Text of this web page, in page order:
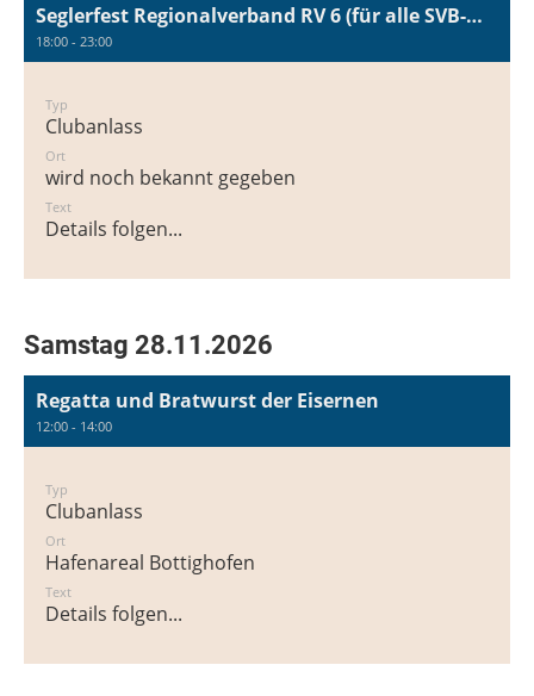
Seglerfest Regionalverband RV 6 (für alle SVB-Mitglieder)
18:00 - 23:00
Typ
Clubanlass
Ort
wird noch bekannt gegeben
Text
Details folgen...
Samstag 28.11.2026
Regatta und Bratwurst der Eisernen
12:00 - 14:00
Typ
Clubanlass
Ort
Hafenareal Bottighofen
Text
Details folgen...